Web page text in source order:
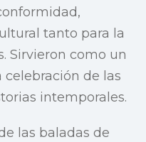
tanto para la
Sirvieron como un
de las
intemporales.
las baladas de